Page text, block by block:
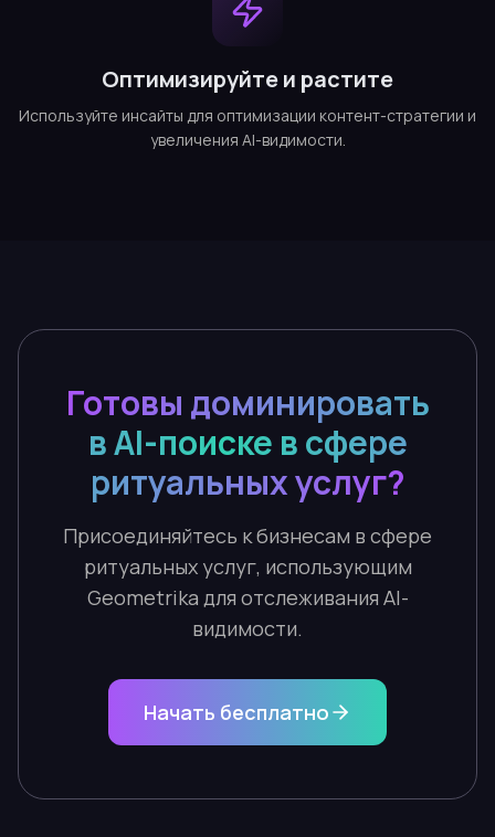
Оптимизируйте и растите
Используйте инсайты для оптимизации контент-стратегии и
увеличения AI-видимости.
Готовы доминировать
в AI-поиске в сфере
ритуальных услуг?
Присоединяйтесь к бизнесам в сфере
ритуальных услуг, использующим
Geometrika для отслеживания AI-
видимости.
Начать бесплатно